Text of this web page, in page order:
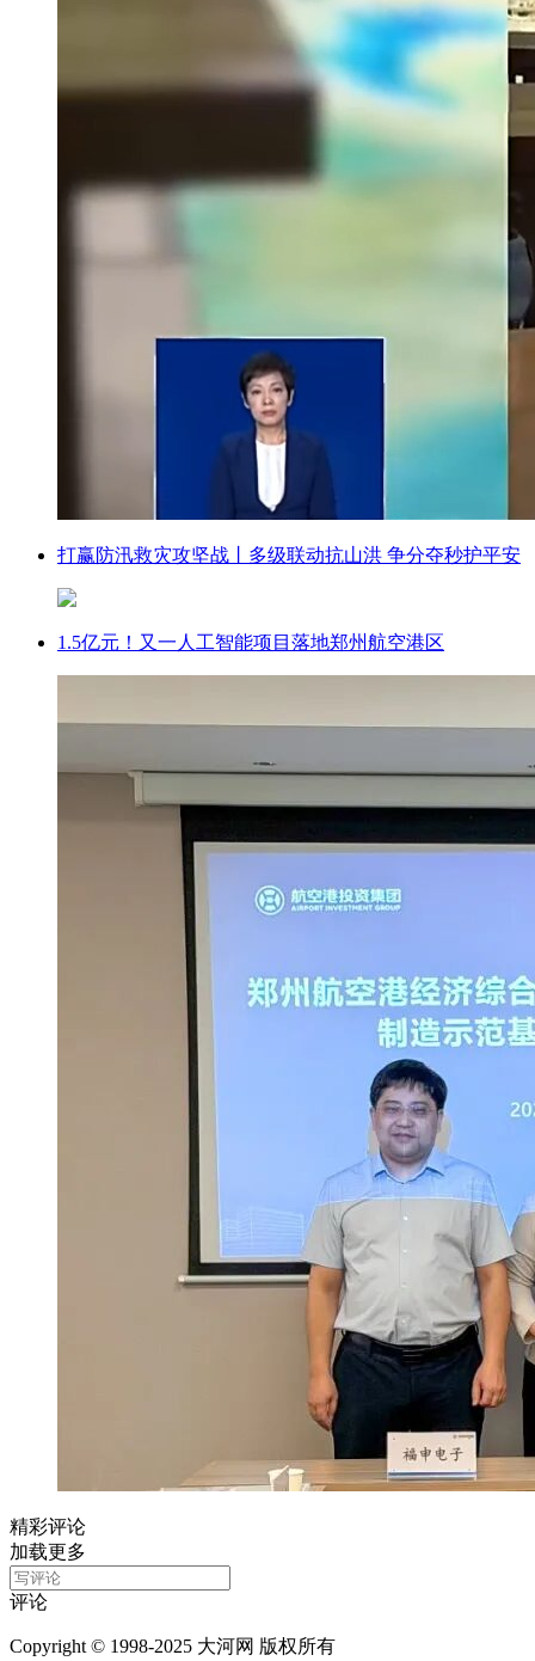
打赢防汛救灾攻坚战丨多级联动抗山洪 争分夺秒护平安
1.5亿元！又一人工智能项目落地郑州航空港区
精彩评论
加载更多
评论
Copyright © 1998-2025 大河网 版权所有